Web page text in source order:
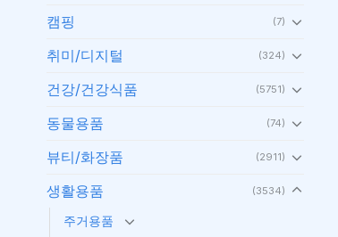
캠핑 (7)
취미/디지털 (324)
건강/건강식품 (5751)
동물용품 (74)
뷰티/화장품 (2911)
생활용품 (3534)
주거용품